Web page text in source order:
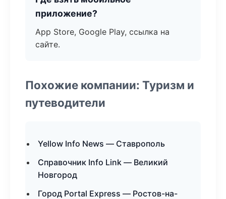
приложение?
App Store, Google Play, ссылка на
сайте.
Похожие компании: Туризм и
путеводители
Yellow Info News — Ставрополь
Справочник Info Link — Великий
Новгород
Город Portal Express — Ростов-на-